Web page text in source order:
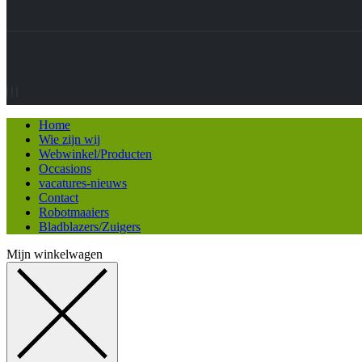
Home
Wie zijn wij
Webwinkel/Producten
Occasions
vacatures-nieuws
Contact
Robotmaaiers
Bladblazers/Zuigers
Mijn winkelwagen